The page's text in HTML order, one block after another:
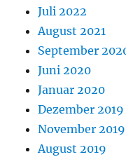
Juli 2022
August 2021
September
Juni 2020
Januar 2020
Dezember 2019
November 2019
August 2019